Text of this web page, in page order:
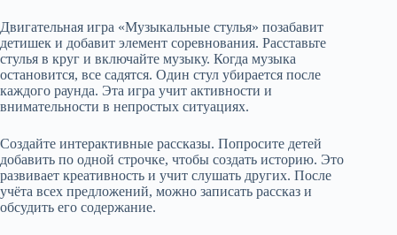
Двигательная игра «Музыкальные стулья» позабавит
детишек и добавит элемент соревнования. Расставьте
стулья в круг и включайте музыку. Когда музыка
остановится, все садятся. Один стул убирается после
каждого раунда. Эта игра учит активности и
внимательности в непростых ситуациях.
Создайте интерактивные рассказы. Попросите детей
добавить по одной строчке, чтобы создать историю. Это
развивает креативность и учит слушать других. После
учёта всех предложений, можно записать рассказ и
обсудить его содержание.